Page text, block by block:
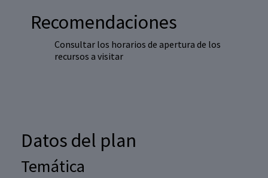
Recomendaciones
Consultar los horarios de apertura de los
recursos a visitar
Datos del plan
Temática